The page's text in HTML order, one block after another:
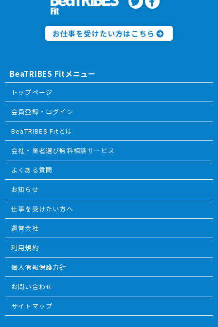
お仕事を受けたい方はこちら
BeaTRIBES Fitメニュー
トップページ
会員登録・ログイン
BeaTRIBES Fitとは
会社・業者選び無料相談サービス
よくある質問
お知らせ
仕事を受けたい方へ
運営会社
利用規約
個人情報保護方針
お問い合わせ
サイトマップ